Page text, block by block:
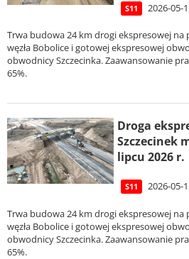
S11 2026-05-
Trwa budowa 24 km drogi ekspresowej na
węzła Bobolice i gotowej ekspresowej
obwodnicy Szczecinka. Zaawansowanie
65%.
Droga
Szczecinek
lipcu 2026 r.
S11 2026-05-
Trwa budowa 24 km drogi ekspresowej na
węzła Bobolice i gotowej ekspresowej
obwodnicy Szczecinka. Zaawansowanie
65%.